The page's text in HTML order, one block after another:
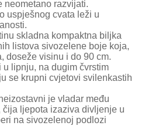
neometano razvijati.
uspješnog cvata leži u
skladna kompaktna biljka
listova sivozelene boje koja,
doseže visinu i do 90 cm.
u lipnju, na dugim čvrstim
se krupni cvjetovi svilenkastih
je vladar među
čija ljepota izaziva divljenje u
na sivozelenoj podlozi